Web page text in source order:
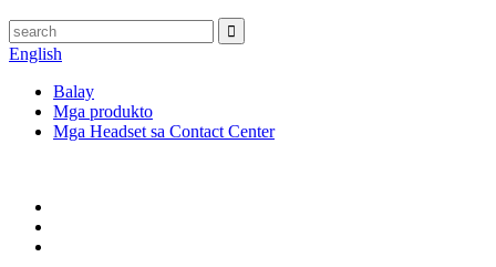
English
Balay
Mga produkto
Mga Headset sa Contact Center